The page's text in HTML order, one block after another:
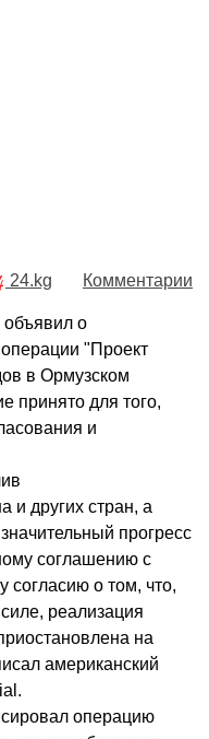
24.kg Комментарии
о
"Проект
в Ормузском
принято для того,
и
и других стран, а
прогресс
соглашению с
о том, что,
реализация
на
американский
операцию